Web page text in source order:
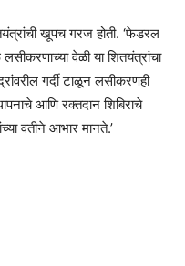
खूपच गरज होती. ‘फेडरल
वेळी या शितयंत्रांचा
गर्दी टाळून लसीकरणही
आणि रक्तदान शिबिराचे
वतीने आभार मानते.’